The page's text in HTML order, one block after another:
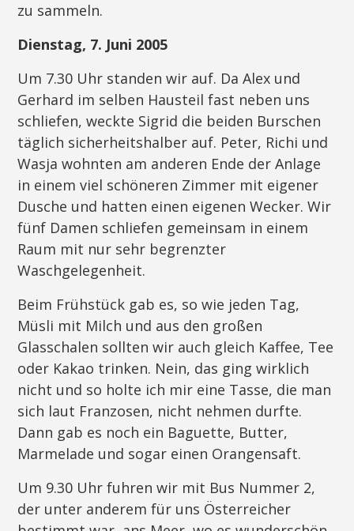
zu sammeln.
Dienstag, 7. Juni 2005
Um 7.30 Uhr standen wir auf. Da Alex und
Gerhard im selben Hausteil fast neben uns
schliefen, weckte Sigrid die beiden Burschen
täglich sicherheitshalber auf. Peter, Richi und
Wasja wohnten am anderen Ende der Anlage
in einem viel schöneren Zimmer mit eigener
Dusche und hatten einen eigenen Wecker. Wir
fünf Damen schliefen gemeinsam in einem
Raum mit nur sehr begrenzter
Waschgelegenheit.
Beim Frühstück gab es, so wie jeden Tag,
Müsli mit Milch und aus den großen
Glasschalen sollten wir auch gleich Kaffee, Tee
oder Kakao trinken. Nein, das ging wirklich
nicht und so holte ich mir eine Tasse, die man
sich laut Franzosen, nicht nehmen durfte.
Dann gab es noch ein Baguette, Butter,
Marmelade und sogar einen Orangensaft.
Um 9.30 Uhr fuhren wir mit Bus Nummer 2,
der unter anderem für uns Österreicher